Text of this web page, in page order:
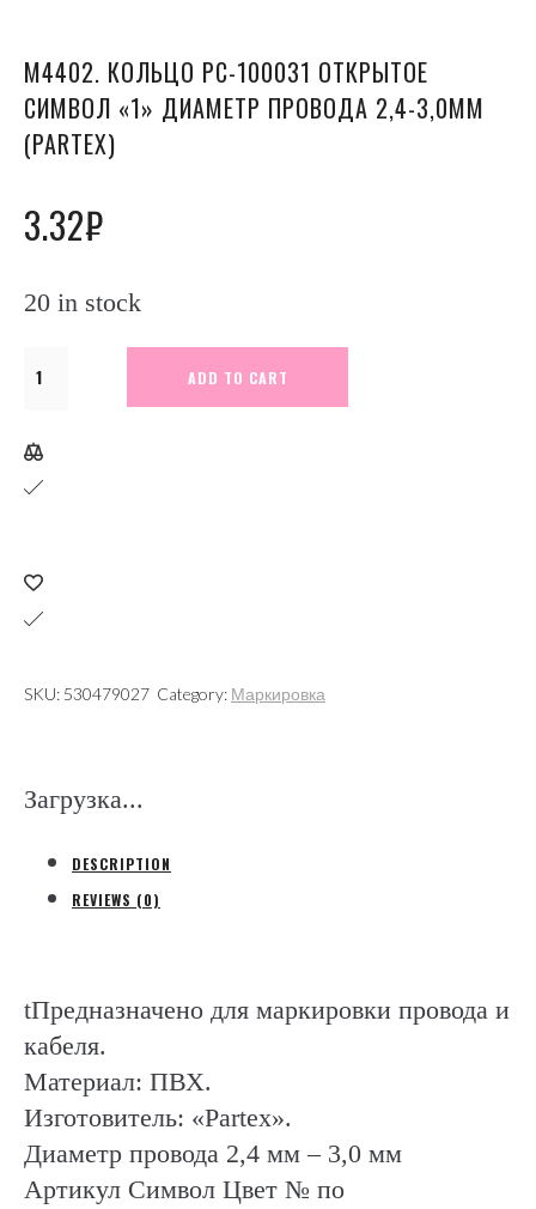
М4402. КОЛЬЦО РC-100031 ОТКРЫТОЕ
СИМВОЛ «1» ДИАМЕТР ПРОВОДА 2,4-3,0ММ
(PARTEX)
3.32₽
20 in stock
М4402.
РC-
"1"
диаметр
2,4-
quantity
ADD TO CART
SKU: 530479027 Category: Маркировка
Загрузка...
DESCRIPTION
REVIEWS (0)
tПредназначено для маркировки провода и
кабеля.
Материал: ПВХ.
Изготовитель: «Partex».
Диаметр провода 2,4 мм – 3,0 мм
Артикул Символ Цвет № по